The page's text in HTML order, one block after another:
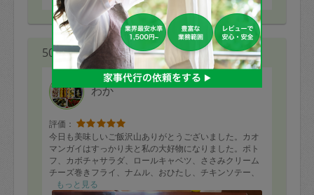
50代 女性より
わか
評価：
今日も美味しいご飯沢山ありがとうございました。カオ
マンガイはすっかり夫と私の大好物になりました。ポト
フ、カボチャサラダ、ロールキャベツ、ささみクリーム
チーズ巻きフライ、ナムル、おひたし、チキンソテー、
魚マリネ、手羽中の煮物など、12品 大満足です。またど
もっと見る